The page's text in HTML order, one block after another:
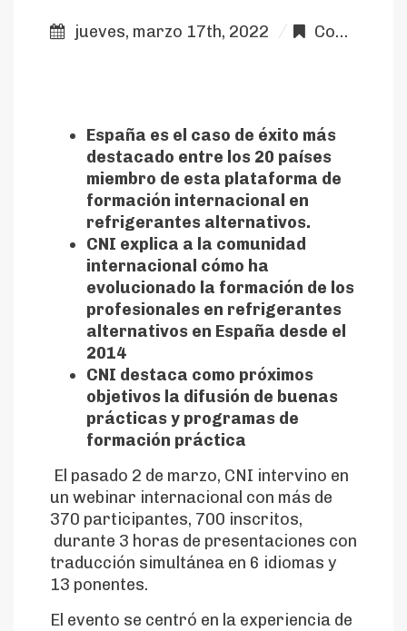
jueves, marzo 17th, 2022 Comunicación
España es el caso de éxito más
destacado entre los 20 países
miembro de esta plataforma de
formación internacional en
refrigerantes alternativos.
CNI explica a la comunidad
internacional cómo ha
evolucionado la formación de los
profesionales en refrigerantes
alternativos en España desde el
2014
CNI destaca como próximos
objetivos la difusión de buenas
prácticas y programas de
formación práctica
El pasado 2 de marzo, CNI intervino en
un webinar internacional con más de
370 participantes, 700 inscritos,
durante 3 horas de presentaciones con
traducción simultánea en 6 idiomas y
13 ponentes.
El evento se centró en la experiencia de